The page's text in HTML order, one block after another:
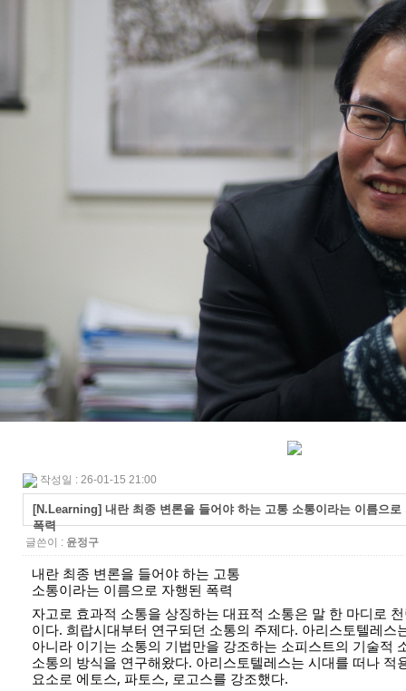
작성일 : 26-01-15 21:00
[N.Learning] 내란 최종 변론을 들어야 하는 고통 소통이라는 이름으로
폭력
글쓴이 : 윤정구
내란 최종 변론을 들어야 하는 고통
소통이라는 이름으로 자행된 폭력
자고로 효과적 소통을 상징하는 대표적 소통은 말 한 마디로
이다. 희랍시대부터 연구되던 소통의 주제다. 아리스토텔레스
아니라 이기는 소통의 기법만을 강조하는 소피스트의 기술적
소통의 방식을 연구해왔다. 아리스토텔레스는 시대를 떠나 적
요소로 에토스, 파토스, 로고스를 강조했다.